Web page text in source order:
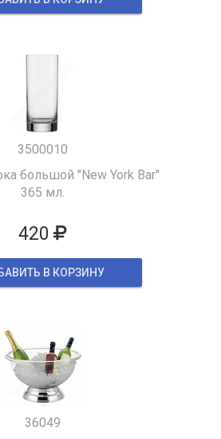
3500010
большой "New York Bar"
365 мл.
420
В КОРЗИНУ
36049